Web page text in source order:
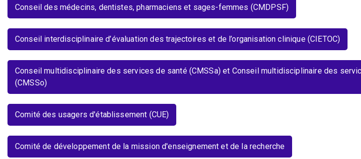
Conseil des médecins, dentistes, pharmaciens et sages-femmes (CMDPSF)
Conseil interdisciplinaire d’évaluation des trajectoires et de l’organisation clinique (CIETOC)
Conseil multidisciplinaire des services de santé (CMSSa) et Conseil multidisciplinaire des
(CMSSo)
Comité des usagers d'établissement (CUE)
Comité de développement de la mission d'enseignement et de la recherche